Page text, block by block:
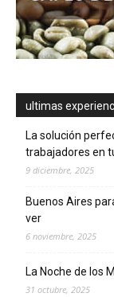
ultimas
La solución
trabajadores en
9 diciembre, 2025
Buenos Aires
ver
6 noviembre, 2025
La Noche de los
31 octubre, 2025